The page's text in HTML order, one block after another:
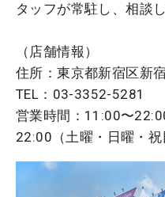
タッフが常駐し、相談
（店舗情報）
住所：東京都新宿区新
TEL：03-3352-5281
営業時間：11:00〜
22:00（土曜・日曜・祝